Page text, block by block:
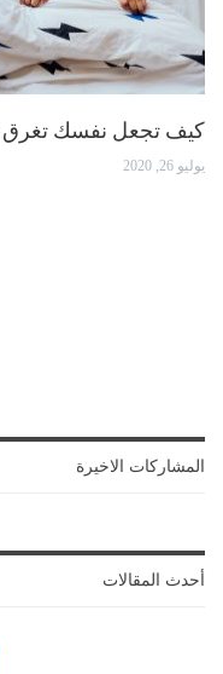
كيف تجعل نفسك تغرق
يوليو 26, 2020
المشاركات الاخيرة
أحدث المقالات